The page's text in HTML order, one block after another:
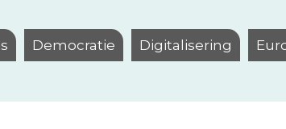
Democratie Digitalisering